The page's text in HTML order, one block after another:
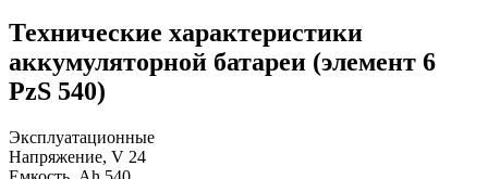
Технические характеристики
аккумуляторной батареи (элемент 6
PzS 540)
Эксплуатационные
Напряжение, V 24